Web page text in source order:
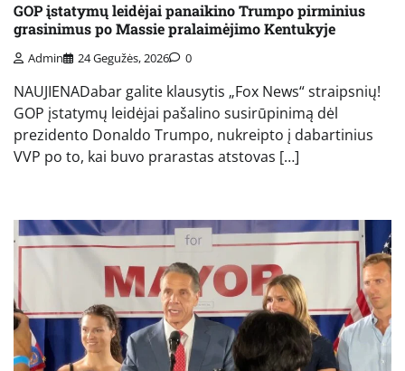
GOP įstatymų leidėjai panaikino Trumpo pirminius
grasinimus po Massie pralaimėjimo Kentukyje
Admin 24 Gegužės, 2026 0
NAUJIENADabar galite klausytis „Fox News“ straipsnių!
GOP įstatymų leidėjai pašalino susirūpinimą dėl
prezidento Donaldo Trumpo, nukreipto į dabartinius
VVP po to, kai buvo prarastas atstovas […]